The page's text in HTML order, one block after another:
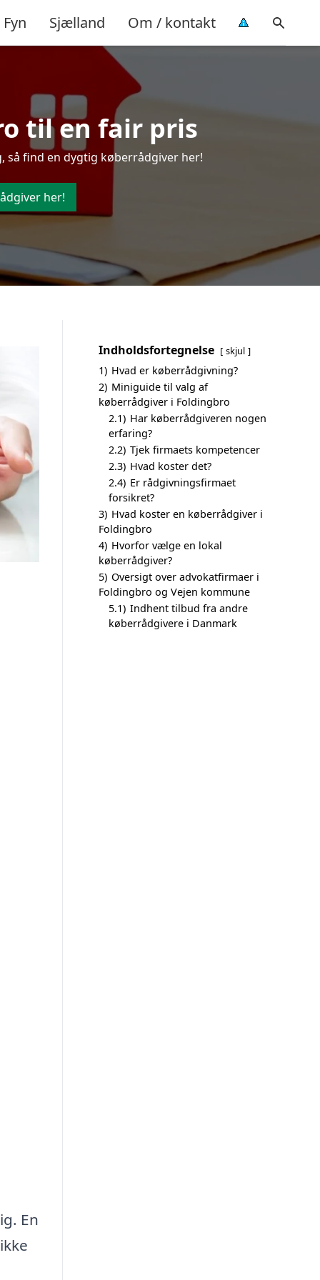
Fyn Sjælland Om / kontakt
til en fair pris
så find en dygtig køberrådgiver her!
her!
En
Indholdsfortegnelse skjul
1) Hvad er køberrådgivning?
2) Miniguide til valg af
køberrådgiver i Foldingbro
2.1) Har køberrådgiveren nogen
erfaring?
2.2) Tjek firmaets kompetencer
2.3) Hvad koster det?
2.4) Er rådgivningsfirmaet
forsikret?
3) Hvad koster en køberrådgiver i
Foldingbro
4) Hvorfor vælge en lokal
køberrådgiver?
5) Oversigt over advokatfirmaer i
Foldingbro og Vejen kommune
5.1) Indhent tilbud fra andre
køberrådgivere i Danmark